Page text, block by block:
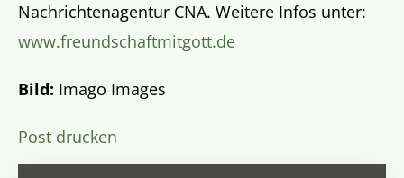
Nachrichtenagentur CNA. Weitere Infos unter:
www.freundschaftmitgott.de
Bild: Imago Images
Post drucken